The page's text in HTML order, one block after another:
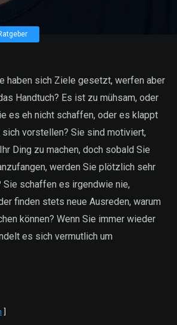
haben sich Ziele gesetzt, werfen aber
Handtuch? Es ist zu mühsam, oder
es eh nicht schaffen, oder es klappt
vorstellen? Sie sind motiviert,
Ding zu machen, doch sobald Sie
werden Sie plötzlich sehr
Sie schaffen es irgendwie nie,
finden stets neue Ausreden, warum
können? Wenn Sie immer wieder
es sich vermutlich um